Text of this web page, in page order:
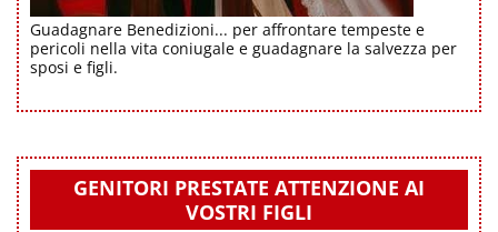
Guadagnare Benedizioni... per affrontare tempeste e
pericoli nella vita coniugale e guadagnare la salvezza per
sposi e figli.
GENITORI PRESTATE ATTENZIONE AI
VOSTRI FIGLI